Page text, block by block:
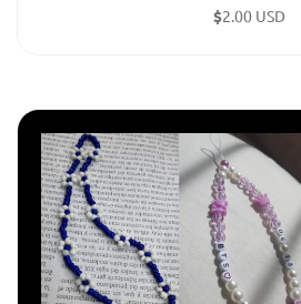
$2.00 USD
Personalizado, puede agregarle el
siempre y cuando esté entre los